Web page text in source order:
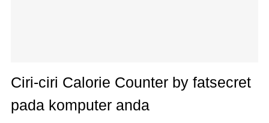
Ciri-ciri Calorie Counter by fatsecret
pada komputer anda